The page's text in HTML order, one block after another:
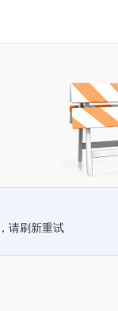
请刷新重试